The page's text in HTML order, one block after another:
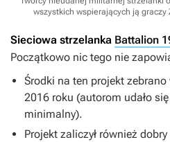
wszystkich wspierających ją graczy
Sieciowa strzelanka Battalion
Początkowo nic tego nie
Środki na ten projekt zebrano
2016 roku (autorom udało
minimalny).
Projekt zaliczył również